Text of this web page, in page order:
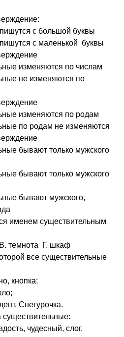
с большой буквы
с маленькой буквы
изменяются по числам
не изменяются по
изменяются по родам
по родам не изменяются
бывают только мужского
бывают только мужского
бывают мужского,
именем существительным
темнота Г. шкаф
все существительные
кнопка;
Снегурочка.
чудесный, слог.